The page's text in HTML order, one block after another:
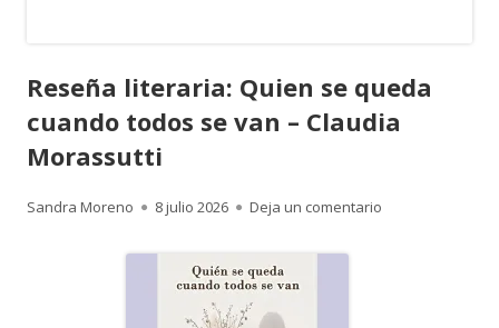
Reseña literaria: Quien se queda
cuando todos se van – Claudia
Morassutti
Autor
Sandra Moreno
Publicado
8 julio 2026 Deja un comentario